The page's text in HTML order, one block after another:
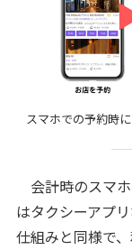
スマホでの予約時
会計時のスマ
はタクシーアプ
仕組みと同様で